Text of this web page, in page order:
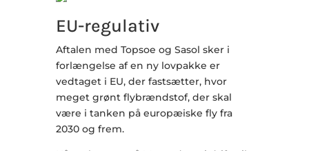
EU-regulativ
Aftalen med Topsoe og Sasol sker i
forlængelse af en ny lovpakke er
vedtaget i EU, der fastsætter, hvor
meget grønt flybrændstof, der skal
være i tanken på europæiske fly fra
2030 og frem.